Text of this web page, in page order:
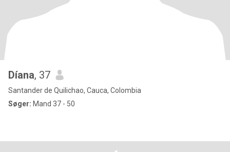
Díana, 37
Santander de Quilichao, Cauca, Colombia
Søger: Mand 37 - 50